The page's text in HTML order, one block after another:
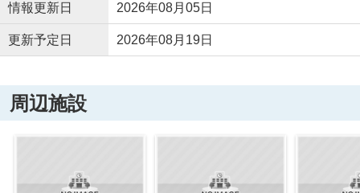
情報更新日 2026年08月05日
更新予定日 2026年08月19日
周辺施設